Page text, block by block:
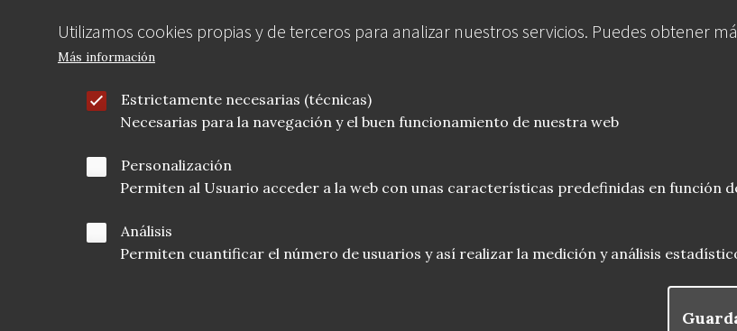
Utilizamos cookies propias y de terceros para analizar nuestros servicios. Puedes obtener
Más información
Estrictamente necesarias (técnicas)
Necesarias para la navegación y el buen funcionamiento de nuestra web
Personalización
Permiten al Usuario acceder a la web con unas características predefinidas en función
Análisis
Permiten cuantificar el número de usuarios y así realizar la medición y análisis